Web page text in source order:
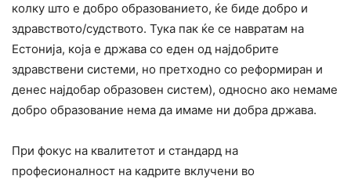
колку што е добро образованието, ќе биде добро и
здравството/судството. Тука пак ќе се навратам на
Естонија, која е држава со еден од најдобрите
здравствени системи, но претходно со реформиран и
денес најдобар образовен систем), односно ако немаме
добро образование нема да имаме ни добра држава.
При фокус на квалитетот и стандард на
професионалност на кадрите вклучени во